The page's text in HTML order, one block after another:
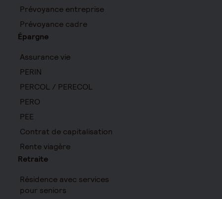
Prévoyance entreprise
Prévoyance cadre
Épargne
Assurance vie
PERIN
PERCOL / PERECOL
PERO
PEE
Contrat de capitalisation
Rente viagère
Retraite
Résidence avec services
pour seniors